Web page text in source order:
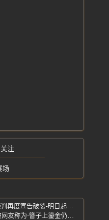
注
场
三星电子工会-史上最大规模罢工-劳资谈判再度宣告破裂-明日起全面罢工
98岁奶奶晒嫁妆-像父母永不褪色的爱-被网友称为-簪子上鎏金仍发亮